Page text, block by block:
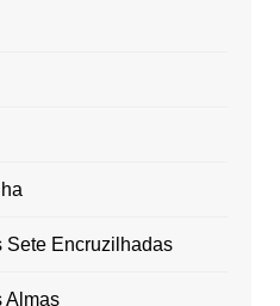
Sete Encruzilhadas
Almas